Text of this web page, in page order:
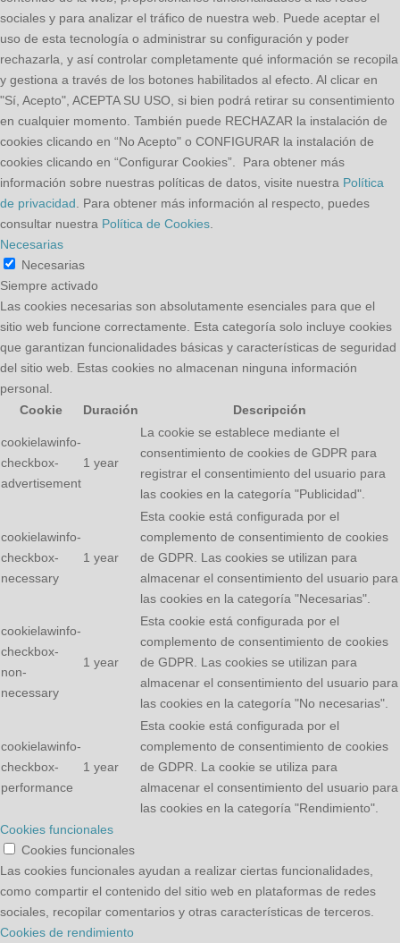
sociales y para analizar el tráfico de nuestra web. Puede aceptar el
uso de esta tecnología o administrar su configuración y poder
rechazarla, y así controlar completamente qué información se recopila
y gestiona a través de los botones habilitados al efecto. Al clicar en
"Sí, Acepto", ACEPTA SU USO, si bien podrá retirar su consentimiento
en cualquier momento. También puede RECHAZAR la instalación de
cookies clicando en “No Acepto" o CONFIGURAR la instalación de
cookies clicando en “Configurar Cookies”. Para obtener más
información sobre nuestras políticas de datos, visite nuestra Política
de privacidad . Para obtener más información al respecto, puedes
consultar nuestra Política de Cookies
Necesarias
Necesarias
Siempre activado
Las cookies necesarias son absolutamente esenciales para que el
sitio web funcione correctamente. Esta categoría solo incluye cookies
que garantizan funcionalidades básicas y características de seguridad
del sitio web. Estas cookies no almacenan ninguna información
personal.
Cookie
Duración Descripción
cookielawinfo-
checkbox-
advertisement
1 year
La cookie se establece mediante el
consentimiento de cookies de GDPR para
registrar el consentimiento del usuario para
las cookies en la categoría "Publicidad".
cookielawinfo-
checkbox-
necessary
1 year
Esta cookie está configurada por el
complemento de consentimiento de cookies
de GDPR. Las cookies se utilizan para
almacenar el consentimiento del usuario para
las cookies en la categoría "Necesarias".
cookielawinfo-
checkbox-
non-
necessary
1 year
Esta cookie está configurada por el
complemento de consentimiento de cookies
de GDPR. Las cookies se utilizan para
almacenar el consentimiento del usuario para
las cookies en la categoría "No necesarias".
cookielawinfo-
checkbox-
performance
1 year
Esta cookie está configurada por el
complemento de consentimiento de cookies
de GDPR. La cookie se utiliza para
almacenar el consentimiento del usuario para
las cookies en la categoría "Rendimiento".
Cookies funcionales
Cookies funcionales
Las cookies funcionales ayudan a realizar ciertas funcionalidades,
como compartir el contenido del sitio web en plataformas de redes
sociales, recopilar comentarios y otras características de terceros.
Cookies de rendimiento